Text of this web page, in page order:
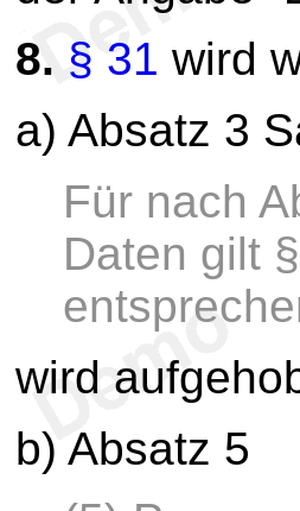
8. § 31 wird
a) Absatz 3
Für nach
Daten gilt
wird
b) Absatz 5